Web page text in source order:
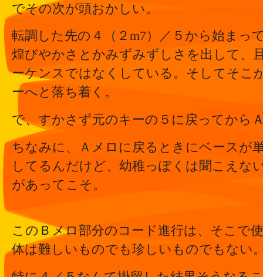
でその次が頭おかしい。
転調した先の４（２m7）／５から始まっ
煌びやかさとかみずみずしさを出して、
ーケンスではなくしている。そしてそこ
ーへと落ち着く。
で、すかさず元のキーの５に戻ってから
ちなみに、Ａメロに戻るときにベースが
してるんだけど、幼稚っぽくは聞こえな
があってこそ。
このＢメロ部分のコード進行は、そこで
体は難しいものでも珍しいものでもない